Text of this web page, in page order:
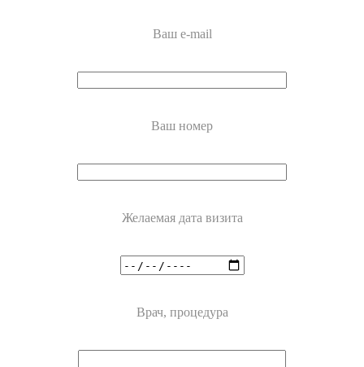
Ваш e-mail
Ваш номер
Желаемая дата визита
Врач, процедура